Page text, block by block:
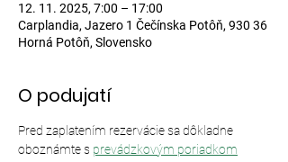
12. 11. 2025, 7:00 – 17:00
Carplandia, Jazero 1 Čečínska Potôň, 930 36
Horná Potôň, Slovensko
O podujatí
Pred zaplatením rezervácie sa dôkladne
oboznámte s prevádzkovým poriadkom